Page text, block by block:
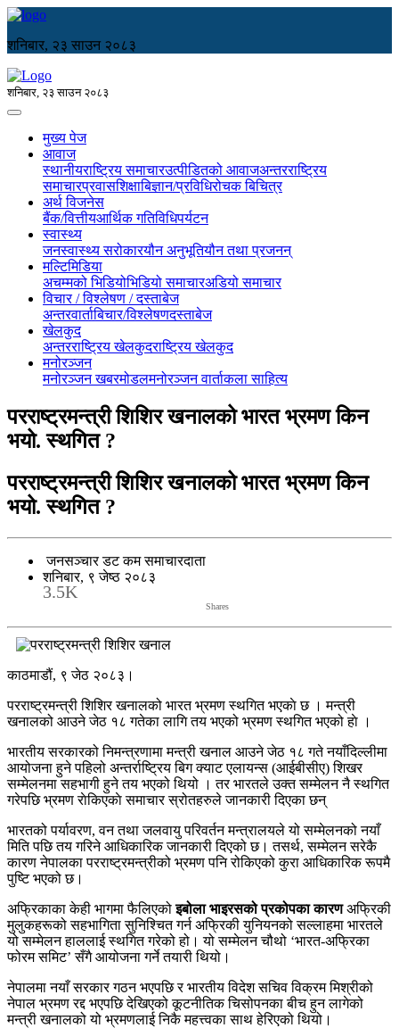
शनिबार, २३ साउन २०८३
शनिबार, २३ साउन २०८३
मुख्य पेज
आवाज
स्थानीयराष्ट्रिय समाचारउत्पीडितको आवाजअन्तरराष्ट्रिय
समाचारप्रवासशिक्षाबिज्ञान/प्रविधिरोचक बिचित्र
अर्थ विजनेस
बैंक/वित्तीयआर्थिक गतिविधिपर्यटन
स्वास्थ्य
जनस्वास्थ्य सरोकारयौन अनुभूतियौन तथा प्रजनन्
मल्टिमिडिया
अचम्मको भिडियोभिडियो समाचारअडियो समाचार
विचार / विश्लेषण / दस्ताबेज
अन्तरवार्ताबिचार/विश्लेषणदस्ताबेज
खेलकुद
अन्तरराष्ट्रिय खेलकुदराष्ट्रिय खेलकुद
मनोरञ्जन
मनोरञ्जन खबरमोडलमनोरञ्जन वार्ताकला साहित्य
परराष्ट्रमन्त्री शिशिर खनालको भारत भ्रमण किन
भयो. स्थगित ?
परराष्ट्रमन्त्री शिशिर खनालको भारत भ्रमण किन
भयो. स्थगित ?
जनसञ्चार डट कम समाचारदाता
शनिबार, ९ जेष्ठ २०८३
3.5K
Shares
काठमाडौं, ९ जेठ २०८३।
परराष्ट्रमन्त्री शिशिर खनालको भारत भ्रमण स्थगित भएकाे छ । मन्त्री
खनालको आउने जेठ १८ गतेका लागि तय भएको भ्रमण स्थगित भएको हाे ।
भारतीय सरकारको निमन्त्रणामा मन्त्री खनाल आउने जेठ १८ गते नयाँदिल्लीमा
आयोजना हुने पहिलो अन्तर्राष्ट्रिय बिग क्याट एलायन्स (आईबीसीए) शिखर
सम्मेलनमा सहभागी हुने तय भएको थियो । तर भारतले उक्त सम्मेलन नै स्थगित
गरेपछि भ्रमण राेकिएकाे समाचार स्रोतहरुले जानकारी दिएका छन्
भारतको पर्यावरण, वन तथा जलवायु परिवर्तन मन्त्रालयले यो सम्मेलनको नयाँ
मिति पछि तय गरिने आधिकारिक जानकारी दिएको छ। तसर्थ, सम्मेलन सरेकै
कारण नेपालका परराष्ट्रमन्त्रीको भ्रमण पनि रोकिएको कुरा आधिकारिक रूपमै
पुष्टि भएको छ।
अफ्रिकाका केही भागमा फैलिएकोइबोला भाइरसको प्रकोपका कारणअफ्रिकी
मुलुकहरूको सहभागिता सुनिश्चित गर्न अफ्रिकी युनियनको सल्लाहमा भारतले
यो सम्मेलन हाललाई स्थगित गरेको हो। यो सम्मेलन चौथो ‘भारत-अफ्रिका
फोरम समिट’ सँगै आयोजना गर्ने तयारी थियो।
नेपालमा नयाँ सरकार गठन भएपछि र भारतीय विदेश सचिव विक्रम मिश्रीको
नेपाल भ्रमण रद्द भएपछि देखिएको कूटनीतिक चिसोपनका बीच हुन लागेको
मन्त्री खनालको यो भ्रमणलाई निकै महत्त्वका साथ हेरिएको थियो।